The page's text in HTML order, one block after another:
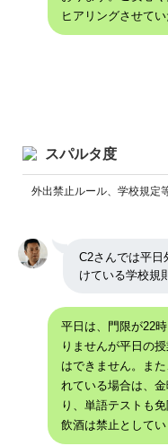
ヒアリングさせて
スパルタ度
外出禁止ルール、学校規定
C2さんでは平日
けている学校規
平日は、門限が22
りませんが平日の
はできません。ま
れている場合は、
り、単語テストも
飲酒は禁止としてい